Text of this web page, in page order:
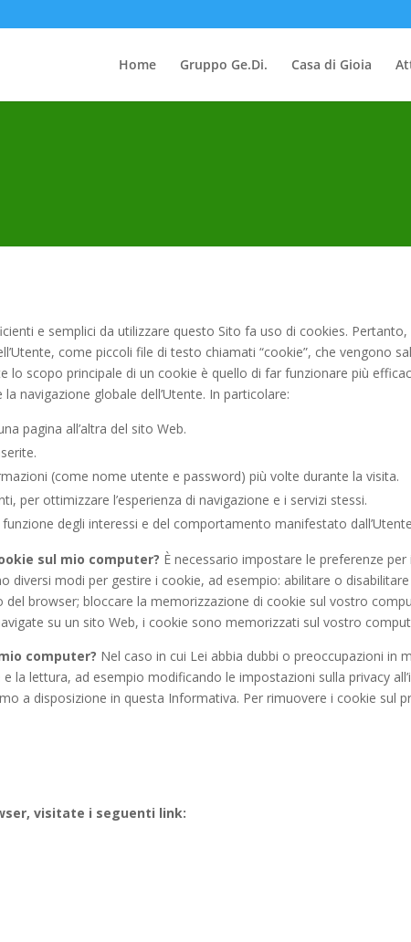
Home Gruppo Ge.Di. Casa di Gioia
e semplici da utilizzare questo Sito fa uso di cookies.
come piccoli file di testo chiamati “cookie”, che vengono
lo scopo principale di un cookie è quello di far funzionare più
navigazione globale dell’Utente. In particolare:
pagina all’altra del sito Web.
(come nome utente e password) più volte durante la visita.
per ottimizzare l’esperienza di navigazione e i servizi stessi.
degli interessi e del comportamento manifestato
sul mio computer? È necessario impostare le preferenze
diversi modi per gestire i cookie, ad esempio: abilitare o
browser; bloccare la memorizzazione di cookie sul vostro
su un sito Web, i cookie sono memorizzati sul vostro
computer? Nel caso in cui Lei abbia dubbi o preoccupazioni in
la lettura, ad esempio modificando le impostazioni sulla privacy
a disposizione in questa Informativa. Per rimuovere i cookie sul
visitate i seguenti link: